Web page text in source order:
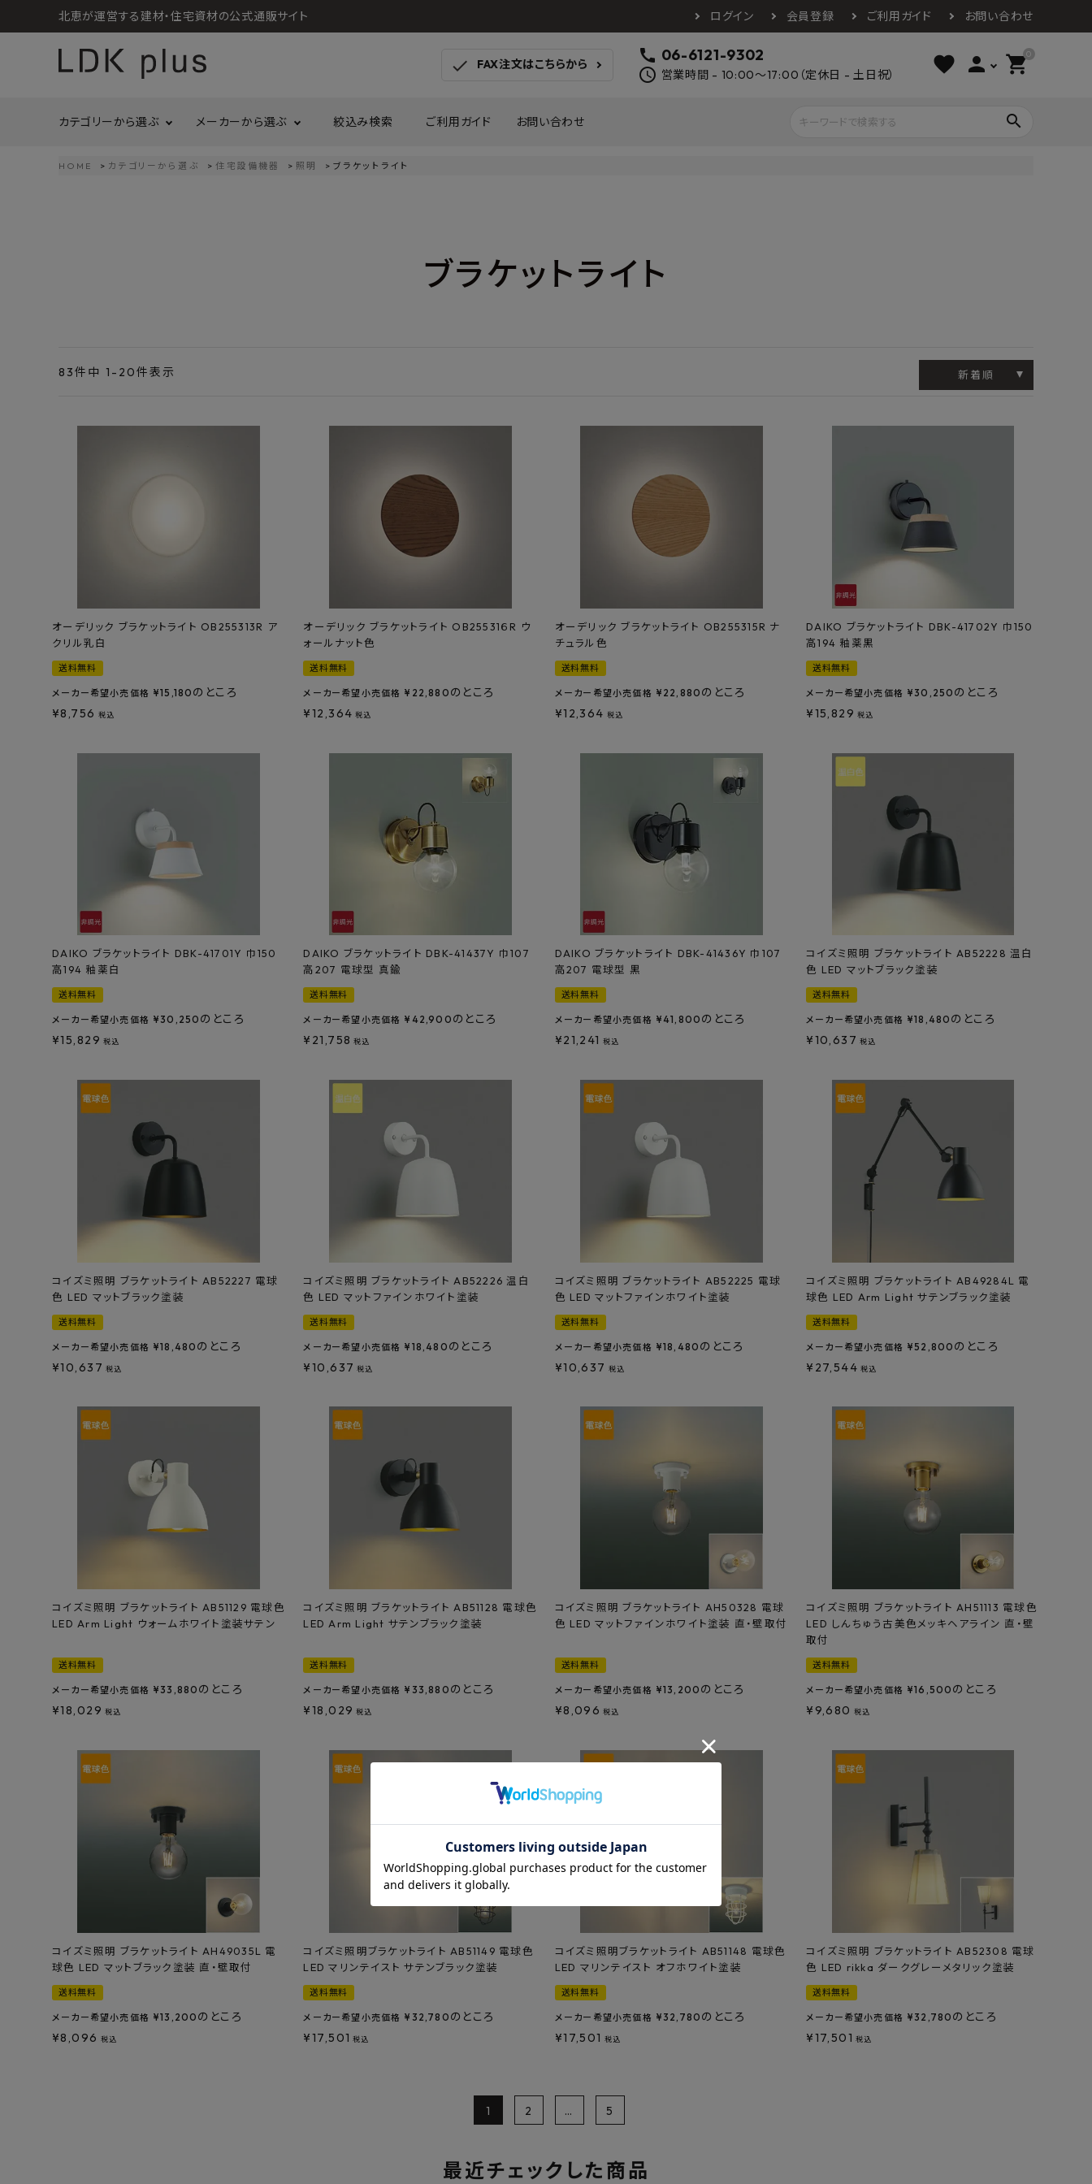
北恵が運営する建材・住宅資材の公式通販サイト ログイン 会員登録 ご利用ガイド お問い合わせ
check FAX注文はこちらから call 06-6121-9302
schedule 営業時間 - 10:00～17:00（定休日 - 土日祝） favorite person 0
shopping_cart
カテゴリーから選ぶ メーカーから選ぶ
タカラ産業
川口技研
吉桂
その他ブランド
絞込み検索 ご利用ガイド お問い合わせ search
FAX注文はこちらから
お問い合わせ
メルマガ登録
HOME カテゴリーから選ぶ 住宅設備機器 照明 ブラケットライト
ブラケットライト
新着順
83件中 1 - 20件表示
オーデリック ブラケットライト OB255313R ア
クリル乳白
送料無料
メーカー希望小売価格 ¥15,180 のところ
¥8,756 税込
オーデリック ブラケットライト OB25531６R ウ
ォールナット色
送料無料
メーカー希望小売価格 ¥ 22,880 のところ
¥12,364 税込
オーデリック ブラケットライト OB255315R ナ
チュラル色
送料無料
メーカー希望小売価格 ¥ 22,880 のところ
¥12,364 税込
DAIKO ブラケットライト DBK-41702Y 巾150
高194 釉薬黒
送料無料
メーカー希望小売価格 ¥ 30,250 のところ
¥15,829 税込
DAIKO ブラケットライト DBK-41701Y 巾150
高194 釉薬白
送料無料
メーカー希望小売価格 ¥ 30,250 のところ
¥15,829 税込
DAIKO ブラケットライト DBK-41437Y 巾107
高207 電球型 真鍮
送料無料
メーカー希望小売価格 ¥ 42,900 のところ
¥ 21,758 税込
DAIKO ブラケットライト DBK-41436Y 巾107
高207 電球型 黒
送料無料
メーカー希望小売価格 ¥41,800 のところ
¥21,241 税込
コイズミ照明 ブラケットライト AB52228 温白
色 LED マットブラック塗装
送料無料
メーカー希望小売価格 ¥18,480 のところ
¥10,637 税込
コイズミ照明 ブラケットライト AB52227 電球
色 LED マットブラック塗装
送料無料
メーカー希望小売価格 ¥18,480 のところ
¥10,637 税込
コイズミ照明 ブラケットライト AB52226 温白
色 LED マットファインホワイト塗装
送料無料
メーカー希望小売価格 ¥ 18,480 のところ
¥10,637 税込
コイズミ照明 ブラケットライト AB52225 電球
色 LED マットファインホワイト塗装
送料無料
メーカー希望小売価格 ¥18,480 のところ
¥10,637 税込
コイズミ照明 ブラケットライト AB49284L 電
球色 LED Arm Light サテンブラック塗装
送料無料
メーカー希望小売価格 ¥52,800 のところ
¥ 27,544 税込
コイズミ照明 ブラケットライト AB51129 電球色
LED Arm Light ウォームホワイト塗装サテン
送料無料
メーカー希望小売価格 ¥ 33,880 のところ
¥18,029 税込
コイズミ照明 ブラケットライト AB51128 電球色
LED Arm Light サテンブラック塗装
送料無料
メーカー希望小売価格 ¥ 33,880 のところ
¥18,029 税込
コイズミ照明 ブラケットライト AH50328 電球
色 LED マットファインホワイト塗装 直・壁取付
送料無料
メーカー希望小売価格 ¥13,200 のところ
¥8,096 税込
コイズミ照明 ブラケットライト AH51113 電球色
LED しんちゅう古美色メッキヘアライン 直・壁
取付
送料無料
メーカー希望小売価格 ¥16,500 のところ
¥9,680 税込
コイズミ照明 ブラケットライト AH49035L 電
球色 LED マットブラック塗装 直・壁取付
送料無料
メーカー希望小売価格 ¥13,200 のところ
¥8,096 税込
コイズミ照明ブラケットライト AB51149 電球色
LED マリンテイスト サテンブラック塗装
送料無料
メーカー希望小売価格 ¥ 32,780 のところ
¥17,501 税込
コイズミ照明ブラケットライト AB51148 電球色
LED マリンテイスト オフホワイト塗装
送料無料
メーカー希望小売価格 ¥ 32,780 のところ
¥17,501 税込
コイズミ照明 ブラケットライト AB52308 電球
色 LED rikka ダークグレーメタリック塗装
送料無料
メーカー希望小売価格 ¥ 32,780 のところ
¥17,501 税込
1 2 … 5
最近チェックした商品